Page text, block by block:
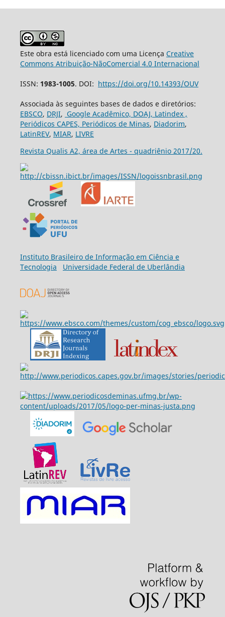
Este obra está licenciado com uma Licença Creative
Commons Atribuição-NãoComercial 4.0 Internacional
ISSN: 1983-1005. DOI: https://doi.org/10.14393/OUV
Associada às seguintes bases de dados e diretórios:
EBSCO, DRJI, Google Acadêmico, DOAJ, Latindex ,
Periódicos CAPES, Periódicos de Minas, Diadorim,
LatinREV, MIAR, LIVRE
Revista Qualis A2, área de Artes - quadriênio 2017/20.
Instituto Brasileiro de Informação em Ciência e
Tecnologia
Universidade Federal de Uberlândia